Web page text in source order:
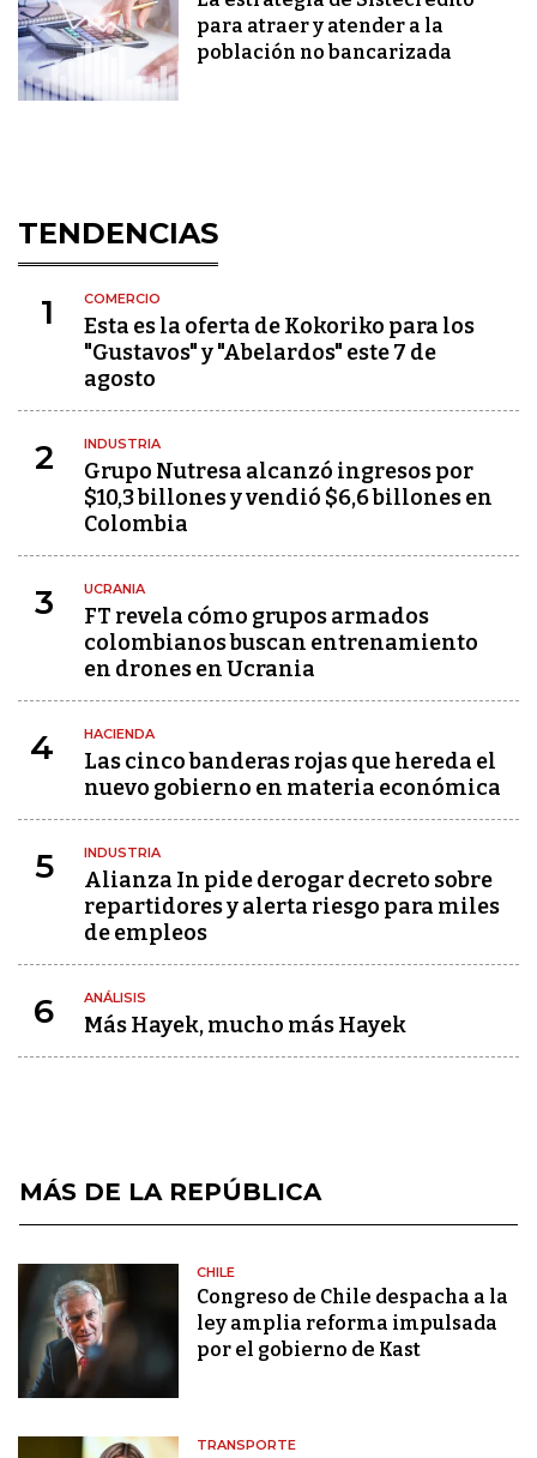
para atraer y atender a la
población no bancarizada
TENDENCIAS
1 COMERCIO
Esta es la oferta de Kokoriko para los
"Gustavos" y "Abelardos" este 7 de
agosto
2 INDUSTRIA
Grupo Nutresa alcanzó ingresos por
$10,3 billones y vendió $6,6 billones en
Colombia
3 UCRANIA
FT revela cómo grupos armados
colombianos buscan entrenamiento
en drones en Ucrania
4 HACIENDA
Las cinco banderas rojas que hereda el
nuevo gobierno en materia económica
5 INDUSTRIA
Alianza In pide derogar decreto sobre
repartidores y alerta riesgo para miles
de empleos
6 ANÁLISIS
Más Hayek, mucho más Hayek
MÁS DE LA REPÚBLICA
CHILE
Congreso de Chile despacha a la
ley amplia reforma impulsada
por el gobierno de Kast
TRANSPORTE